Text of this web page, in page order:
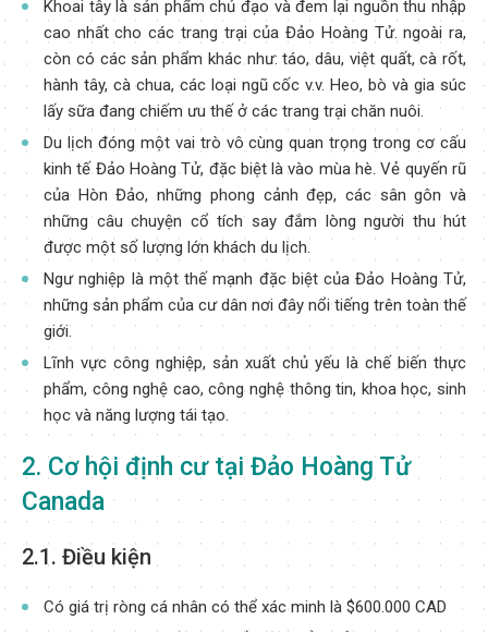
Khoai tây là sản phẩm chủ đạo và đem lại nguồn thu nhập
cao nhất cho các trang trại của Đảo Hoàng Tử. ngoài ra,
còn có các sản phẩm khác như: táo, dâu, việt quất, cà rốt,
hành tây, cà chua, các loại ngũ cốc v.v. Heo, bò và gia súc
lấy sữa đang chiếm ưu thế ở các trang trại chăn nuôi.
Du lịch đóng một vai trò vô cùng quan trọng trong cơ cấu
kinh tế Đảo Hoàng Tử, đặc biệt là vào mùa hè. Vẻ quyến rũ
của Hòn Đảo, những phong cảnh đẹp, các sân gôn và
những câu chuyện cổ tích say đắm lòng người thu hút
được một số lượng lớn khách du lịch.
Ngư nghiệp là một thế mạnh đặc biệt của Đảo Hoàng Tử,
những sản phẩm của cư dân nơi đây nổi tiếng trên toàn thế
giới.
Lĩnh vực công nghiệp, sản xuất chủ yếu là chế biến thực
phẩm, công nghệ cao, công nghệ thông tin, khoa học, sinh
học và năng lượng tái tạo.
2. Cơ hội định cư tại Đảo Hoàng Tử
Canada
2.1. Điều kiện
Có giá trị ròng cá nhân có thể xác minh là $600.000 CAD